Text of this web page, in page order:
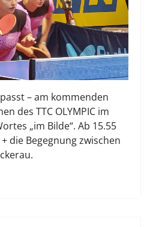
– am kommenden
des TTC OLYMPIC im
„im Bilde“. Ab 15.55
die Begegnung zwischen